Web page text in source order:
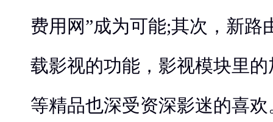
费用网”成为可能;其次，新路
载影视的功能，影视模块里
等精品也深受资深影迷的喜欢